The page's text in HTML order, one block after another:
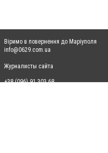
Віримо в повернення до Маріуполя
info@0629.com.ua
Журналисты сайта
+38 (096) 91 303 68